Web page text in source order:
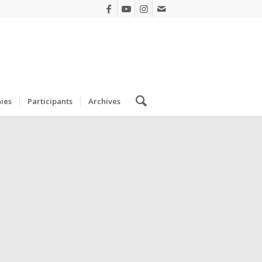
Participants Archives